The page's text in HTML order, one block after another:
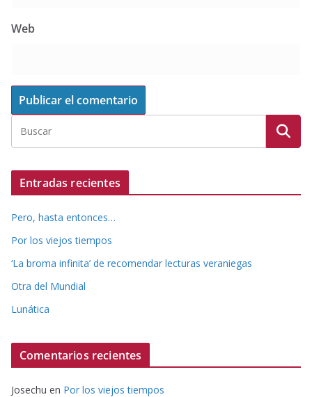
Web
Entradas recientes
Pero, hasta entonces…
Por los viejos tiempos
‘La broma infinita’ de recomendar lecturas veraniegas
Otra del Mundial
Lunática
Comentarios recientes
Josechu en Por los viejos tiempos